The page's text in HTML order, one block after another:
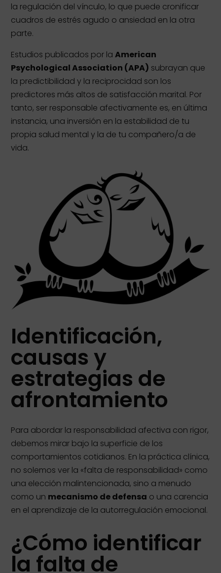
la regulación del vínculo, lo que puede cronificar
cuadros de estrés agudo o ansiedad en la otra
parte.
Estudios publicados por laAmerican
Psychological Association (APA) subrayan que
la predictibilidad y la reciprocidad son los
predictores más altos de satisfacción marital. Por
tanto, ser responsable afectivamente es, en última
instancia, una inversión en la estabilidad de tu
propia salud mental y la de tu compañero/a de
vida.
Identificación,
causas y
estrategias de
afrontamiento
Para abordar la responsabilidad afectiva con rigor,
debemos mirar bajo la superficie de los
comportamientos cotidianos. En la práctica clínica,
no solemos ver la «falta de responsabilidad» como
una elección malintencionada, sino a menudo
como un mecanismo de defensa o una carencia
en el aprendizaje de la autorregulación emocional.
¿Cómo identificar
la falta de